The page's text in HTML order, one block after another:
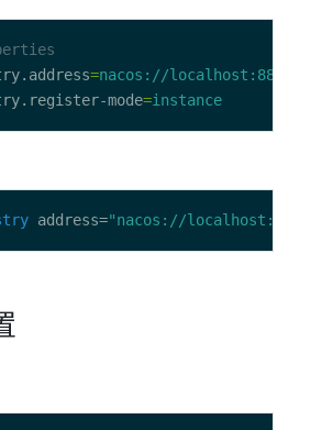
=nacos://localhost:8848
mode=instance
address="nacos://localhost:8848"